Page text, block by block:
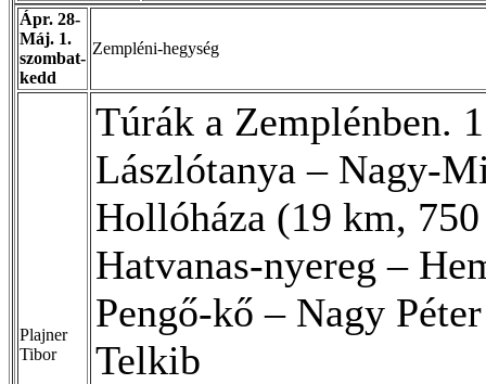
Ápr. 28-
Máj. 1.
szombat-
kedd
Zempléni-hegység
Plajner
Tibor
Túrák a Zemplénben.
Lászlótanya – Nagy-
Hollóháza (19 km,
Hatvanas-nyereg –
Pengő-kő – Nagy
Telkib